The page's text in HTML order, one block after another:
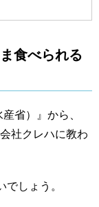
食べられる
省）』から、
社クレハに教わ
しょう。